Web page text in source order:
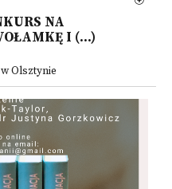
NA
I (...)
Olsztynie